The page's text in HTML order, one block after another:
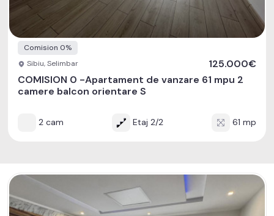
Comision 0%
Sibiu, Selimbar
125.000€
COMISION 0 -Apartament de vanzare 61 mpu 2
camere balcon orientare S
2 cam Etaj 2/2 61 mp